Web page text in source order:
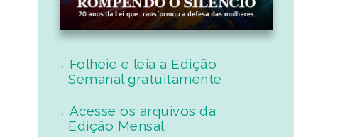
Folheie e leia a Edição
Semanal gratuitamente
Acesse os arquivos da
Edição Mensal